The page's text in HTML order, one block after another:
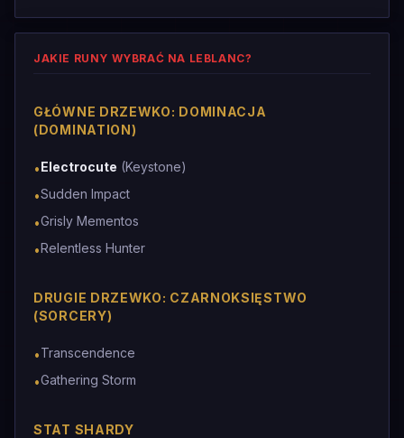
JAKIE RUNY WYBRAĆ NA LEBLANC?
GŁÓWNE DRZEWKO: DOMINACJA
(DOMINATION)
•Electrocute (Keystone)
•Sudden Impact
•Grisly Mementos
•Relentless Hunter
DRUGIE DRZEWKO: CZARNOKSIĘSTWO
(SORCERY)
•Transcendence
•Gathering Storm
STAT SHARDY